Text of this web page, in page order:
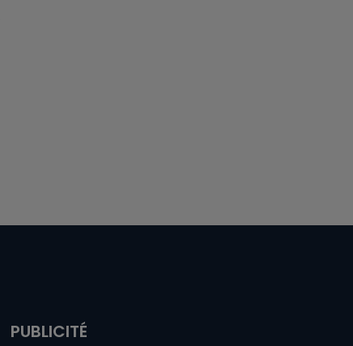
PUBLICITÉ